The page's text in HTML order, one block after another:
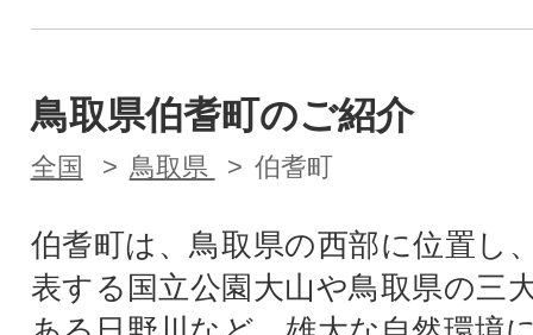
鳥取県伯耆町のご紹介
全国 鳥取県 伯耆町
伯耆町は、鳥取県の西部に位置し
表する国立公園大山や鳥取県の三